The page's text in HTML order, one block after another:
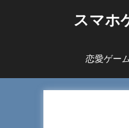
へ
スマホ
恋愛ゲー